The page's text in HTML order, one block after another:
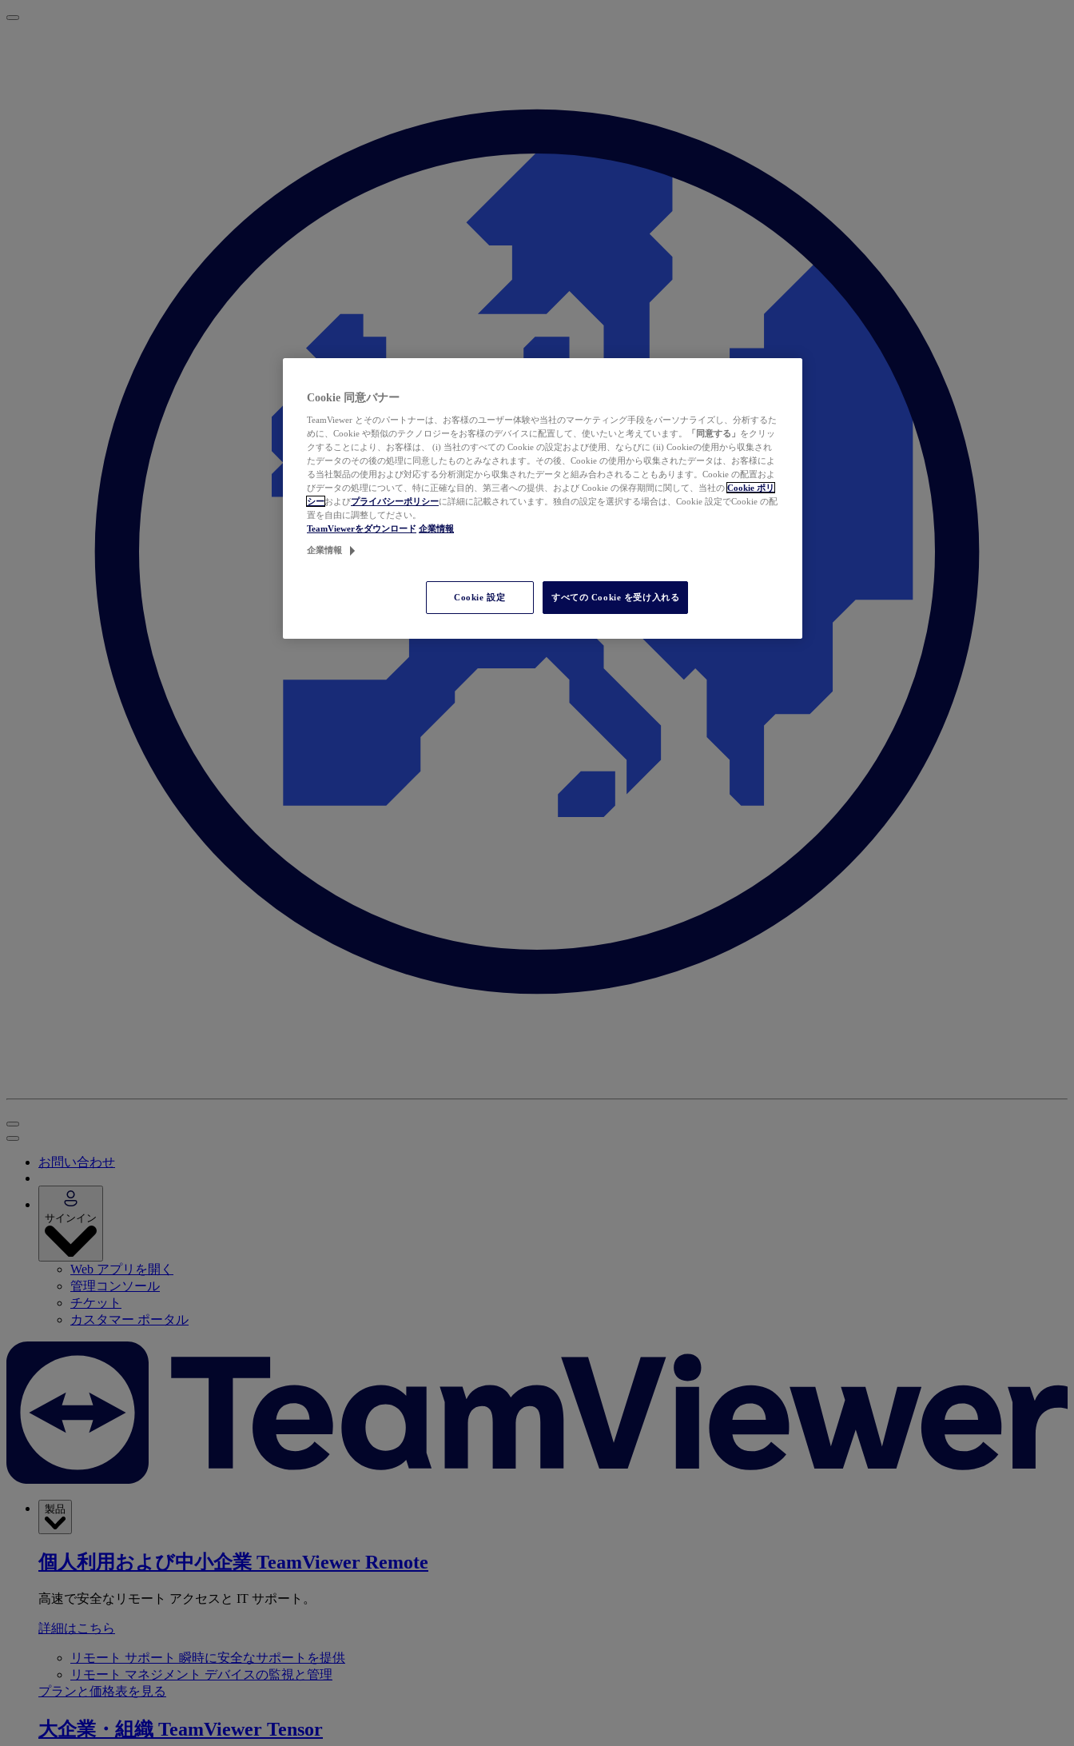
お問い合わせ
サインイン
Web アプリを開く
管理コンソール
チケット
カスタマー ポータル
製品
個人利用および中小企業 TeamViewer Remote
高速で安全なリモート アクセスと IT サポート。
詳細はこちら
リモート サポート 瞬時に安全なサポートを提供
リモート マネジメント デバイスの監視と管理
プランと価格表を見る
大企業・組織 TeamViewer Tensor
Cookie 同意バナー
TeamViewer とそのパートナーは、お客様のユーザー体験や当社のマーケティング手段をパーソナライズし、分析するた
めに、Cookie や類似のテクノロジーをお客様のデバイスに配置して、使いたいと考えています。
「同意する」 をクリッ
クすることにより、お客様は、 (i) 当社のすべての Cookie の設定および使用、ならびに (ii) Cookieの使用から収集され
たデータのその後の処理に同意したものとみなされます。その後、Cookie の使用から収集されたデータは、お客様によ
る当社製品の使用および対応する分析測定から収集されたデータと組み合わされることもあります。Cookie の配置およ
びデータの処理について、特に正確な目的、第三者への提供、および Cookie の保存期間に関して、当社の Cookie ポリ
シーおよびプライバシーポリシーに詳細に記載されています。独自の設定を選択する場合は、Cookie 設定でCookie の配
置を自由に調整してださい。
TeamViewerをダウンロード 企業情報
企業情報
Cookie 設定 すべての Cookie を受け入れる